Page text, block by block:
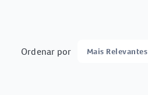
Ordenar por Mais Relevantes